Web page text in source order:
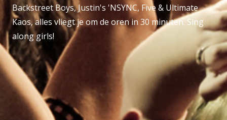
Backstreet Boys, Justin's 'NSYNC, Five & Ultimate
Kaos, alles vliegt je om de oren in 30 minuten. Sing
along girls!